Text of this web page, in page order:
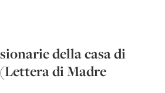
della casa di
di Madre